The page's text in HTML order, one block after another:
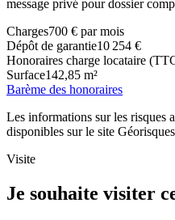
message privé pour dossier
Charges700 € par mois
Dépôt de garantie10 254 €
Honoraires charge locataire
Surface142,85 m²
Barème des honoraires
Les informations sur les risques
disponibles sur le site
Visite
Je souhaite visiter